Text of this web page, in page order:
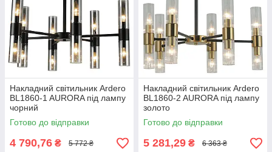
Накладний світильник Ardero
BL1860-1 AURORA під лампу
чорний
Готово до відправки
4 790,76 ₴ 5 772 ₴
Накладний світильник Ardero
BL1860-2 AURORA під лампу
золото
Готово до відправки
5 281,29 ₴ 6 363 ₴